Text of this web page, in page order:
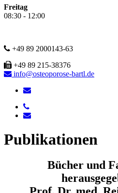
Freitag
08:30 - 12:00
+49 89 2000143-63
+49 89 215-38376
info@osteoporose-bartl.de
Publikationen
Bücher und